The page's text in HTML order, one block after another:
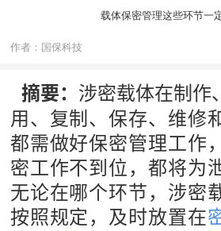
载体保密管理这些环节一
作者：国保科技
摘要： 涉密载体在制作
用、复制、保存、维修
都需做好保密管理工作
密工作不到位，都将为
无论在哪个环节，涉密
按照规定，及时放置在